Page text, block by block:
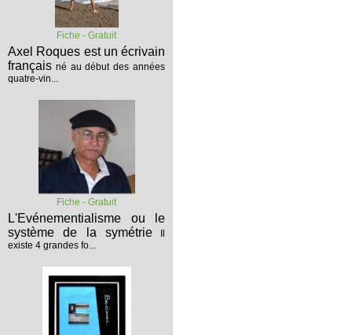
Fiche - Gratuit
Axel Roques est un écrivain
français né au début des années
quatre-vin...
Fiche - Gratuit
L'Evénementialisme ou le
système de la symétrie
existe 4 grandes fo...